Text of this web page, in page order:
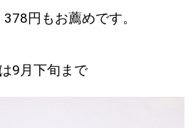
円もお薦めです。
9月下旬まで